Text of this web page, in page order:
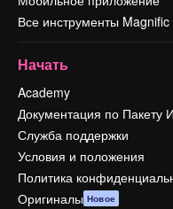
Все инструменты Magnific
Начать
Academy
Документация по Пакету
Служба поддержки
Условия и положения
Политика
Оригиналы Новое